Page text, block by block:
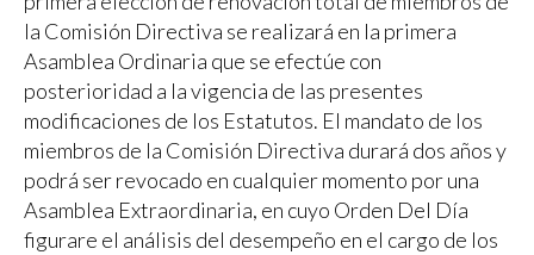
la Comisión Directiva se realizará en la primera
Asamblea Ordinaria que se efectúe con
posterioridad a la vigencia de las presentes
modificaciones de los Estatutos. El mandato de los
miembros de la Comisión Directiva durará dos años y
podrá ser revocado en cualquier momento por una
Asamblea Extraordinaria, en cuyo Orden Del Día
figurare el análisis del desempeño en el cargo de los